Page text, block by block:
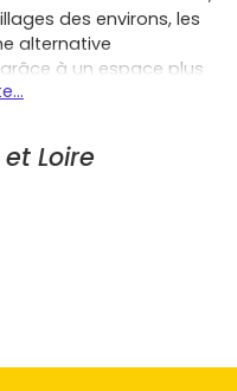
des environs, les
alternative
à un espace plus
Découvre dès
!
neuve
où l'immobilier
Loire